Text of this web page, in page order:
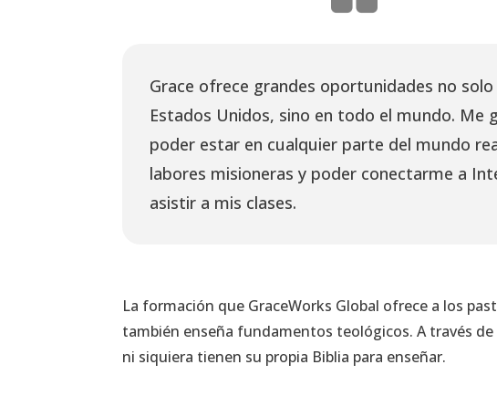
Grace ofrece grandes oportunidades no solo
Estados Unidos, sino en todo el mundo. Me
poder estar en cualquier parte del mundo
labores misioneras y poder conectarme a
asistir a mis clases.
La formación que GraceWorks Global ofrece a los
también enseña fundamentos teológicos. A través
ni siquiera tienen su propia Biblia para enseñar.